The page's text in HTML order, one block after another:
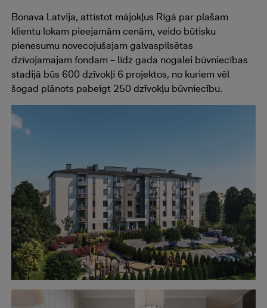
Bonava Latvija, attīstot mājokļus Rīgā par plašam
klientu lokam pieejamām cenām, veido būtisku
pienesumu novecojušajam galvaspilsētas
dzīvojamajam fondam – līdz gada nogalei būvniecības
stadijā būs 600 dzīvokļi 6 projektos, no kuriem vēl
šogad plānots pabeigt 250 dzīvokļu būvniecību.